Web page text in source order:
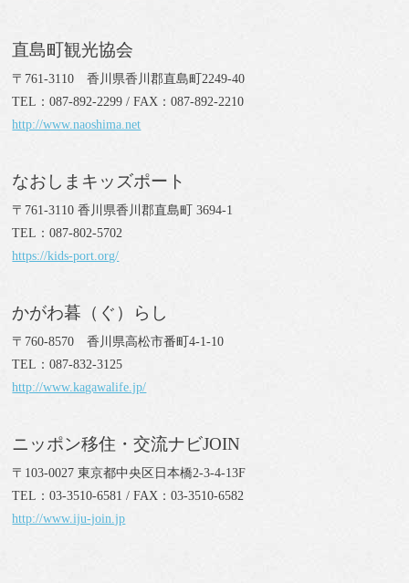
直島町観光協会
〒761-3110 香川県香川郡直島町2249-40
TEL：087-892-2299 / FAX：087-892-2210
http://www.naoshima.net
なおしまキッズポート
〒761-3110 香川県香川郡直島町 3694-1
TEL：087-802-5702
https://kids-port.org/
かがわ暮（ぐ）らし
〒760-8570 香川県高松市番町4-1-10
TEL：087-832-3125
http://www.kagawalife.jp/
ニッポン移住・交流ナビJOIN
〒103-0027 東京都中央区日本橋2-3-4-13F
TEL：03-3510-6581 / FAX：03-3510-6582
http://www.iju-join.jp